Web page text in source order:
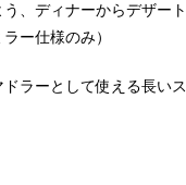
、ディナーからデザー
ー仕様のみ）
ラーとして使える長い